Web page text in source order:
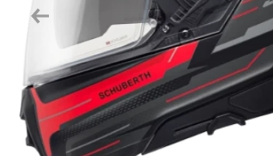
Previous